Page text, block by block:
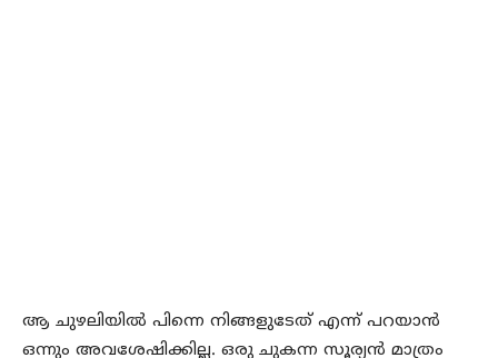
ആ ചുഴലിയിൽ പിന്നെ നിങ്ങളുടേത് എന്ന് പറയാൻ
ഒന്നും അവശേഷിക്കില്ല. ഒരു ചുകന്ന സൂര്യൻ മാത്രം